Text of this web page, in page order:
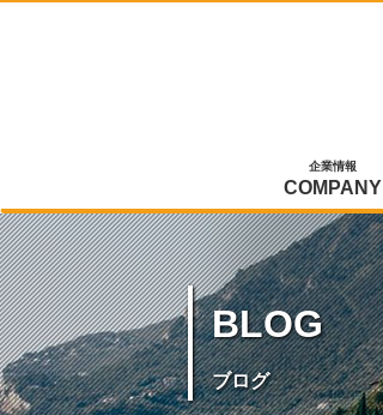
企業情報
COMPANY
BLOG
ブログ